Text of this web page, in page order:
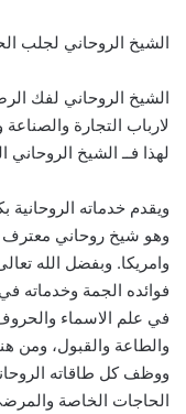
الشيخ الروحاني لجلب
الشيخ الروحاني لفك
لارباب التجارة
لهذا فــ الشيخ
ويقدم خدماته
وهو شيخ روحاني معترف
وامريكا. وبفضل الله
فوائده الجمة وخدماته
في علم الاسماء
والطاعة والقبول، ومن
ووظف كل طاقاته
الحاجات الخاصة